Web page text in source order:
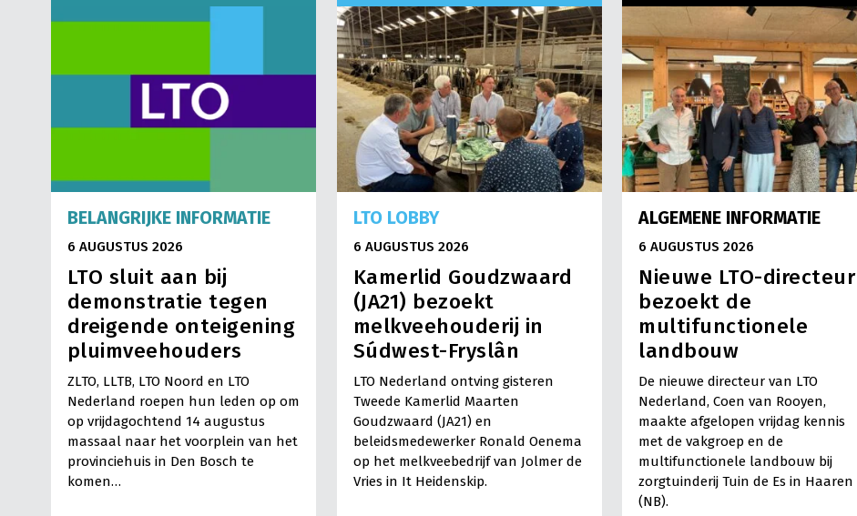
BELANGRIJKE INFORMATIE
6 AUGUSTUS 2026
LTO sluit aan bij
demonstratie tegen
dreigende onteigening
pluimveehouders
ZLTO, LLTB, LTO Noord en LTO
Nederland roepen hun leden op om
op vrijdagochtend 14 augustus
massaal naar het voorplein van het
provinciehuis in Den Bosch te
komen…
LTO LOBBY
6 AUGUSTUS 2026
Kamerlid Goudzwaard
(JA21) bezoekt
melkveehouderij in
Súdwest-Fryslân
LTO Nederland ontving gisteren
Tweede Kamerlid Maarten
Goudzwaard (JA21) en
beleidsmedewerker Ronald Oenema
op het melkveebedrijf van Jolmer de
Vries in It Heidenskip.
ALGEMENE INFORMATIE
6 AUGUSTUS 2026
Nieuwe LTO-directeur
bezoekt de
multifunctionele
landbouw
De nieuwe directeur van LTO
Nederland, Coen van Rooyen,
maakte afgelopen vrijdag kennis
met de vakgroep en de
multifunctionele landbouw bij
zorgtuinderij Tuin de Es in Haaren
(NB).